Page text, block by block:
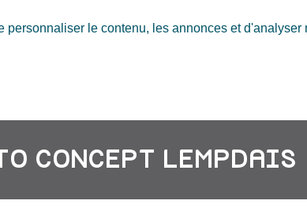
le contenu, les annonces et d'analyser
CONCEPT LEMPDAIS